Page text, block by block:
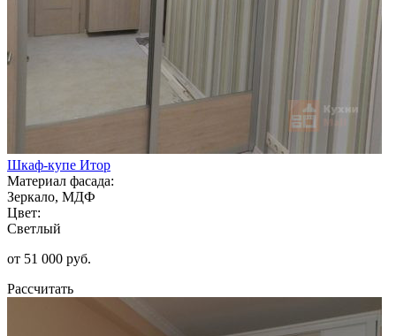
Шкаф-купе Итор
Материал фасада:
Зеркало, МДФ
Цвет:
Светлый
от 51 000 руб.
Рассчитать